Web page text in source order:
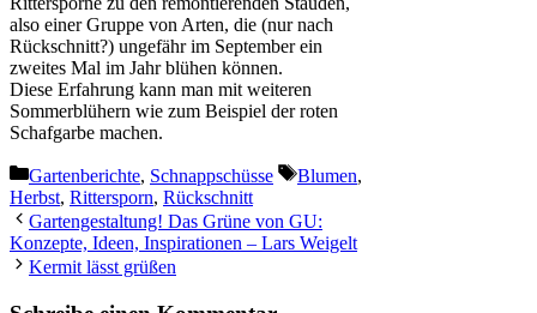
also einer Gruppe von Arten, die (nur nach
Rückschnitt?) ungefähr im September ein
zweites Mal im Jahr blühen können.
Diese Erfahrung kann man mit weiteren
Sommerblühern wie zum Beispiel der roten
Schafgarbe machen.
Kategorien
Gartenberichte, Schnappschüsse Schlagwörter
Blumen,
Herbst, Rittersporn, Rückschnitt
Gartengestaltung! Das Grüne von GU:
Konzepte, Ideen, Inspirationen – Lars Weigelt
Kermit lässt grüßen